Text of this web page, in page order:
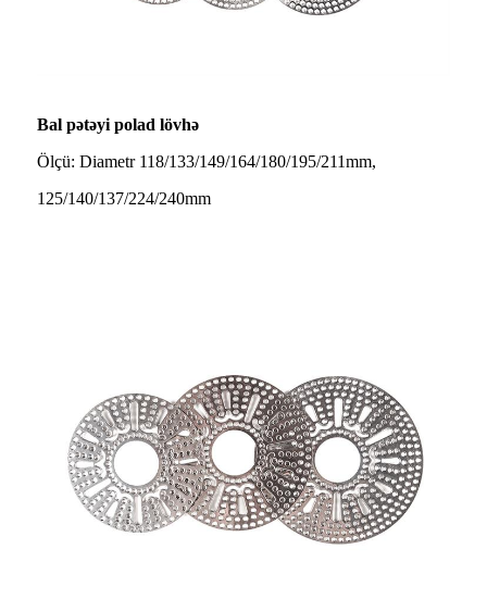
Bal pətəyi polad lövhə
Ölçü: Diametr 118/133/149/164/180/195/211mm,
125/140/137/224/240mm